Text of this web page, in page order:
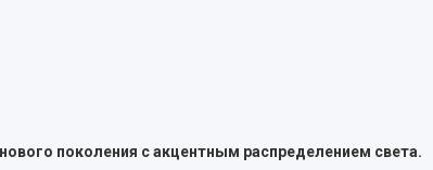
поколения c акцентным распределением света.